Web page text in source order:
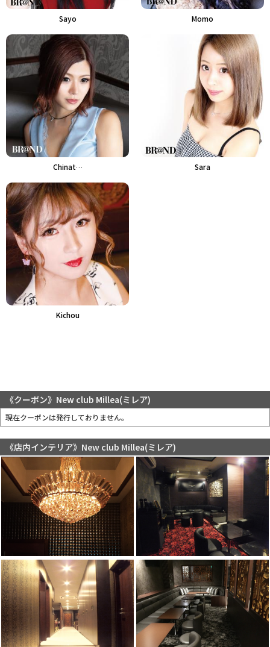
Sayo Momo
Chinat… Sara
Kichou
《クーポン》New club Millea(ミレア)
現在クーポンは発行しておりません。
《店内インテリア》New club Millea(ミレア)